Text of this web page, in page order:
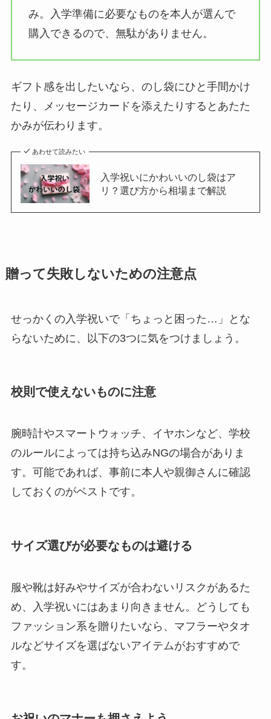
み。入学準備に必要なものを本人が選んで
購入できるので、無駄がありません。
ギフト感を出したいなら、のし袋にひと手間かけ
たり、メッセージカードを添えたりするとあたた
かみが伝わります。
あわせて読みたい
入学祝いにかわいいのし袋はア
リ？選び方から相場まで解説
贈って失敗しないための注意点
せっかくの入学祝いで「ちょっと困った…」とな
らないために、以下の3つに気をつけましょう。
校則で使えないものに注意
腕時計やスマートウォッチ、イヤホンなど、学校
のルールによっては持ち込みNGの場合がありま
す。可能であれば、事前に本人や親御さんに確認
しておくのがベストです。
サイズ選びが必要なものは避ける
服や靴は好みやサイズが合わないリスクがあるた
め、入学祝いにはあまり向きません。どうしても
ファッション系を贈りたいなら、マフラーやタオ
ルなどサイズを選ばないアイテムがおすすめで
す。